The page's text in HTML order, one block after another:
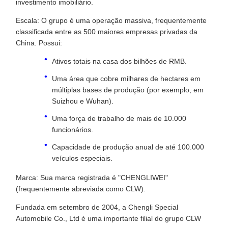
investimento imobiliário.
Escala: O grupo é uma operação massiva, frequentemente
classificada entre as 500 maiores empresas privadas da
China. Possui:
Ativos totais na casa dos bilhões de RMB.
Uma área que cobre milhares de hectares em
múltiplas bases de produção (por exemplo, em
Suizhou e Wuhan).
Uma força de trabalho de mais de 10.000
funcionários.
Capacidade de produção anual de até 100.000
veículos especiais.
Marca: Sua marca registrada é "CHENGLIWEI"
(frequentemente abreviada como CLW).
Fundada em setembro de 2004, a Chengli Special
Automobile Co., Ltd é uma importante filial do grupo CLW